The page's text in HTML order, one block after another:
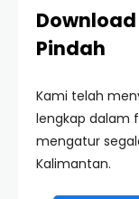
Pindah
Kami telah
lengkap dalam
mengatur
Kalimantan.